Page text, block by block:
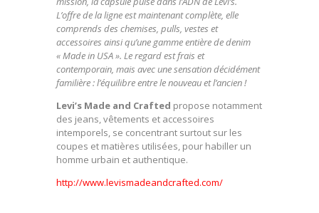
L’offre de la ligne est maintenant complète, elle
comprends des chemises, pulls, vestes et
accessoires ainsi qu’une gamme entière de denim
« Made in USA ». Le regard est frais et
contemporain, mais avec une sensation décidément
familière : l’équilibre entre le nouveau et l’ancien !
Levi’s Made and Crafted propose notamment
des jeans, vêtements et accessoires
intemporels, se concentrant surtout sur les
coupes et matières utilisées, pour habiller un
homme urbain et authentique.
http://www.levismadeandcrafted.com/